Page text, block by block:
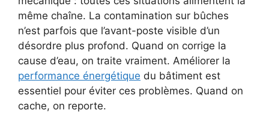
même chaîne. La contamination sur bûches
n’est parfois que l’avant-poste visible d’un
désordre plus profond. Quand on corrige la
cause d’eau, on traite vraiment. Améliorer la
performance énergétique du bâtiment est
essentiel pour éviter ces problèmes. Quand on
cache, on reporte.